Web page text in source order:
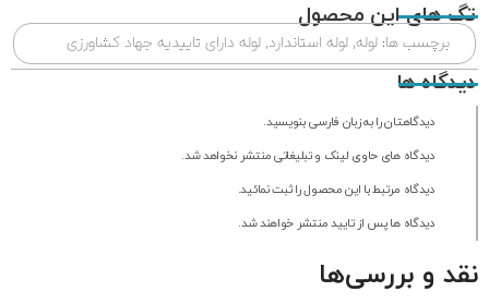
تگ های این محصول
برچسب ها: لوله, لوله استاندارد, لوله دارای تاییدیه جهاد کشاورزی
دیدگاه ها
دیدگاهتان را به زبان فارسی بنویسید.
دیدگاه های حاوی لینک و تبلیغاتی منتشر نخواهد شد.
دیدگاه مرتبط با این محصول را ثبت نمائید.
دیدگاه ها پس از تایید منتشر خواهند شد.
نقد و بررسی‌ها